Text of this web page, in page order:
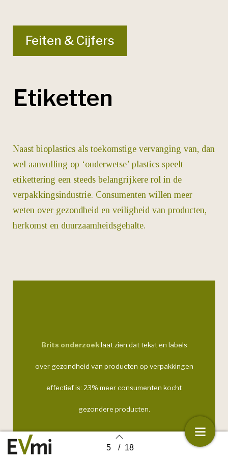
Back to index 5 / 18
Feiten & Cijfers
Etiketten
Naast bioplastics als toekomstige vervanging van, dan
wel aanvulling op ‘ouderwetse’ plastics speelt
etikettering een steeds belangrijkere rol in de
verpakkingsindustrie. Consumenten willen meer
weten over gezondheid en veiligheid van producten,
herkomst en duurzaamheidsgehalte.
Brits onderzoeklaat zien dat tekst en labels
over gezondheid van producten op verpakkingen
effectief is: 23% meer consumenten kocht
gezondere producten.